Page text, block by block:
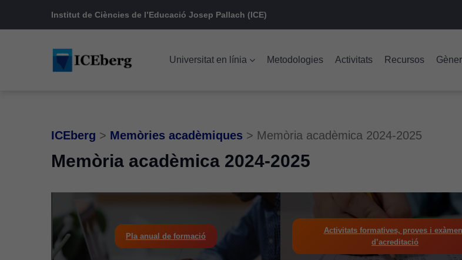
to
navigation
to
to
Institut de Ciències de l’Educació Josep Pallach (ICE)
Universitat en línia Metodologies Activitats Recursos
ICEberg > Memòries acadèmiques > Memòria acadèmica 2024-2025
Memòria acadèmica 2024-2025
Pla anual de formació
Activitats formatives, proves i
d’acreditació